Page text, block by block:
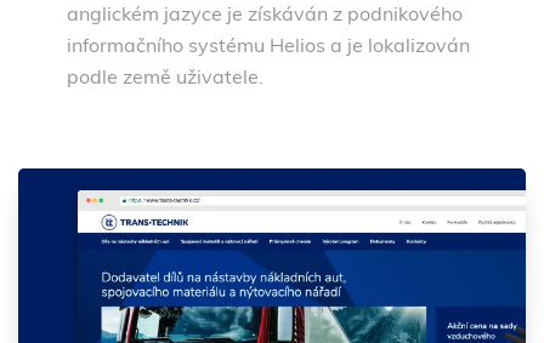
anglickém jazyce je získáván z podnikového
informačního systému Helios a je lokalizován
podle země uživatele.